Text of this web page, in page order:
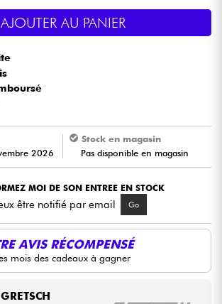
Percu
AJOUTER AU PANIER
2026
Stock en magasin
Pas disponible en magasin
MOI DE SON ENTREE EN STOCK
être notifié par email Go
AVIS RÉCOMPENSÉ
mois des cadeaux à gagner